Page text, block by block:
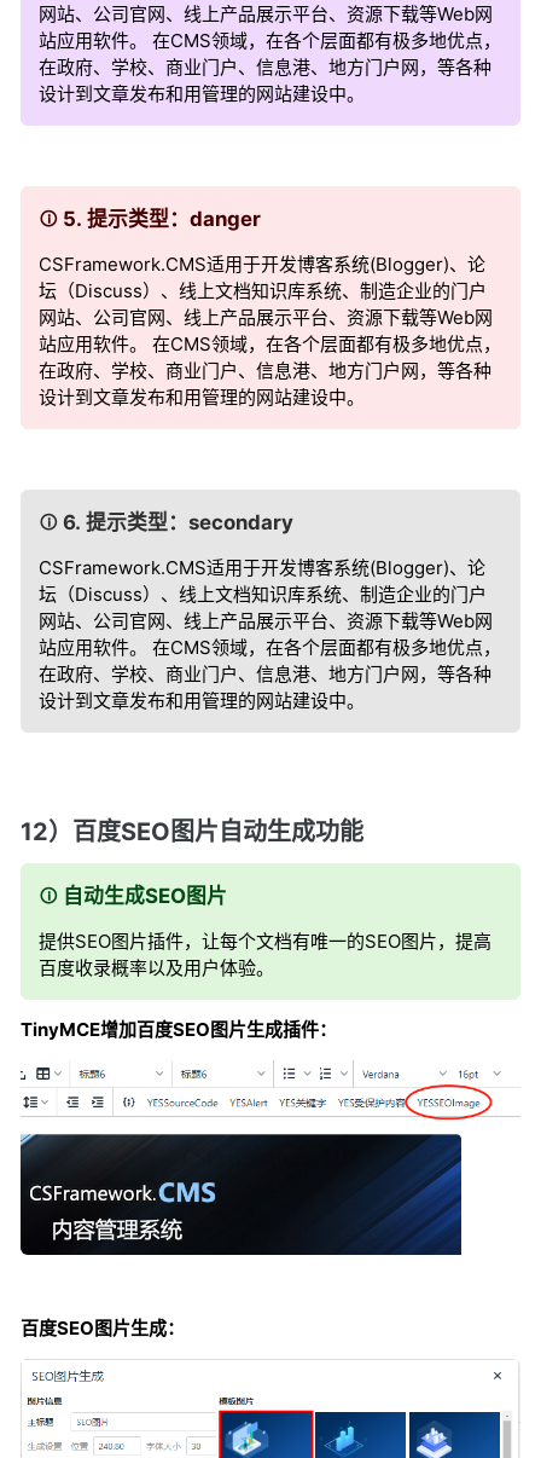
网站、公司官网、线上产品展示平台、资源下载等Web网
站应用软件。 在CMS领域，在各个层面都有极多地优点，
在政府、学校、商业门户、信息港、地方门户网，等各种
设计到文章发布和用管理的网站建设中。
5. 提示类型：danger
CSFramework.CMS适用于开发博客系统(Blogger)、论
坛（Discuss）、线上文档知识库系统、制造企业的门户
网站、公司官网、线上产品展示平台、资源下载等Web网
站应用软件。 在CMS领域，在各个层面都有极多地优点，
在政府、学校、商业门户、信息港、地方门户网，等各种
设计到文章发布和用管理的网站建设中。
6. 提示类型：secondary
CSFramework.CMS适用于开发博客系统(Blogger)、论
坛（Discuss）、线上文档知识库系统、制造企业的门户
网站、公司官网、线上产品展示平台、资源下载等Web网
站应用软件。 在CMS领域，在各个层面都有极多地优点，
在政府、学校、商业门户、信息港、地方门户网，等各种
设计到文章发布和用管理的网站建设中。
12）百度SEO图片自动生成功能
自动生成SEO图片
提供SEO图片插件，让每个文档有唯一的SEO图片，提高
百度收录概率以及用户体验。
TinyMCE增加百度SEO图片生成插件：
百度SEO图片生成：